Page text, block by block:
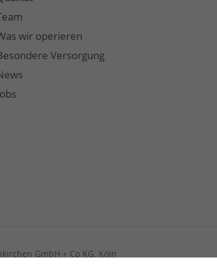
wir operieren
Versorgung
GmbH + Co KG. Köln